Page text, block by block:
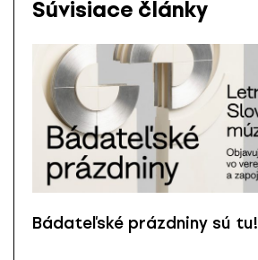
Súvisiace články
Bádateľské prázdniny sú tu!